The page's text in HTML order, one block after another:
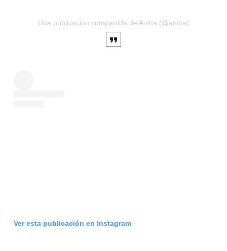
Una publicación compartida de Anitta (@anitta)
Ver esta publicación en Instagram